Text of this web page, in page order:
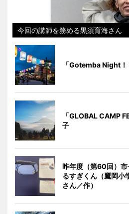
今回の講師を務める黒須育海さん
「Gotemba Night
「GLOBAL CAMP
子
昨年度（第60回）
るすぎくん（鷹岡小
さん／作）